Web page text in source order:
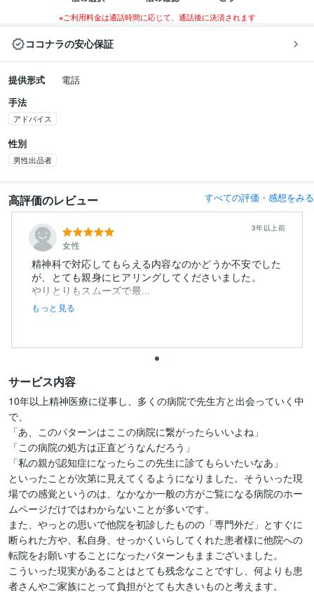
※ご利用料金は通話時間に応じて、通話後に決済されます
ココナラの安心保証
提供形式
電話
手法
アドバイス
性別
男性出品者
高評価のレビュー すべての評価・感想をみる
女性
3年以上前
精神科で対応してもらえる内容なのかどうか不安でした
が、とても親身にヒアリングしてくださいました。
やりとりもスムーズで最...
もっと見る
サービス内容
10年以上精神医療に従事し、多くの病院で先生方と出会っていく中
で、
「あ、このパターンはここの病院に繋がったらいいよね」
「この病院の処方は正直どうなんだろう」
「私の親が認知症になったらこの先生に診てもらいたいなあ」
といったことが次第に見えてくるようになりました。そういった現
場での感覚というのは、なかなか一般の方がご覧になる病院のホー
ムページだけではわからないことが多いです。
また、やっとの思いで他院を初診したものの「専門外だ」とすぐに
断られた方や、私自身、せっかくいらしてくれた患者様に他院への
転院をお願いすることになったパターンもままございました。
こういった現実があることはとても残念なことですし、何よりも患
者さんやご家族にとって負担がとても大きいものと考えます。